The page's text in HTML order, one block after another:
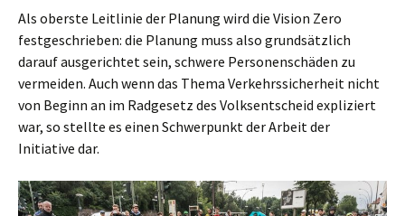
Als oberste Leitlinie der Planung wird die Vision Zero
festgeschrieben: die Planung muss also grundsätzlich
darauf ausgerichtet sein, schwere Personenschäden zu
vermeiden. Auch wenn das Thema Verkehrssicherheit nicht
von Beginn an im Radgesetz des Volksentscheid expliziert
war, so stellte es einen Schwerpunkt der Arbeit der
Initiative dar.